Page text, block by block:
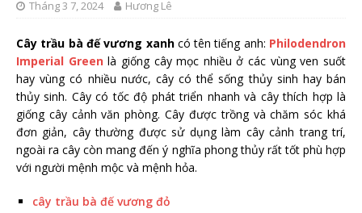
Tháng 3 7, 2024 Hương Lê
Cây trầu bà đế vương xanhcó tên tiếng anh: Philodendron
Imperial Green là giống cây mọc nhiều ở các vùng ven suốt
hay vùng có nhiều nước, cây có thể sống thủy sinh hay bán
thủy sinh. Cây có tốc độ phát triển nhanh và cây thích hợp là
giống cây cảnh văn phòng. Cây được trồng và chăm sóc khá
đơn giản, cây thường được sử dụng làm cây cảnh trang trí,
ngoài ra cây còn mang đến ý nghĩa phong thủy rất tốt phù hợp
với người mệnh mộc và mệnh hỏa.
cây trầu bà đế vương đỏ